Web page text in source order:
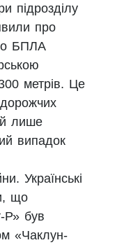
підрозділу
про
БПЛА
метрів. Це
й лише
випадок
Українські
що
Р» був
«Чаклун-